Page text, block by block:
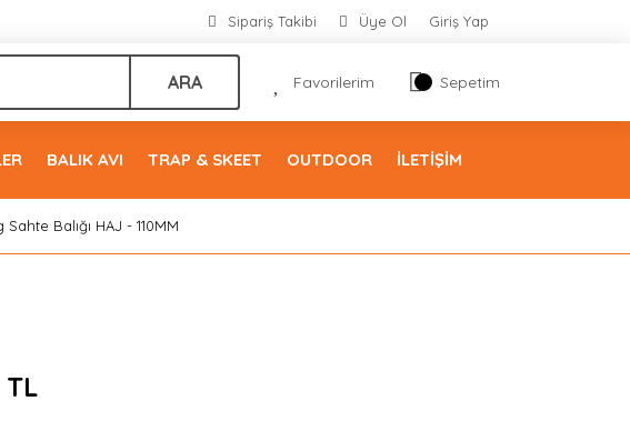
Sipariş Takibi Üye Ol Giriş Yap
ARA Favorilerim Sepetim
BALIK AVI TRAP & SKEET OUTDOOR İLETİŞİM
Balığı HAJ - 110MM
TL